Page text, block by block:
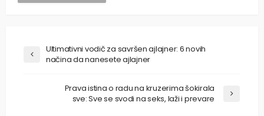
Ultimativni vodič za savršen ajlajner: 6 novih
načina da nanesete ajlajner
Prava istina o radu na kruzerima šokirala
sve: Sve se svodi na seks, laži i prevare